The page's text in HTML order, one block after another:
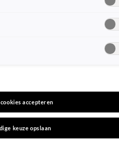
in
uitgesteld
accepteren
keuze opslaan